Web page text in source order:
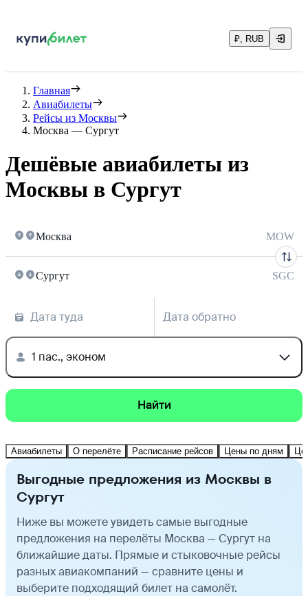
₽, RUB
Главная
Авиабилеты
Рейсы из Москвы
Москва — Сургут
Дешёвые авиабилеты из
Москвы в Сургут
Москва MOW
Сургут SGC
Дата туда Дата обратно
1 пас., эконом
Найти
Авиабилеты О перелёте Расписание рейсов Цены по дням
Выгодные предложения из Москвы в
Сургут
Ниже вы можете увидеть самые выгодные
предложения на перелёты Москва — Сургут на
ближайшие даты. Прямые и стыковочные рейсы
разных авиакомпаний — сравните цены и
выберите подходящий билет на самолёт.